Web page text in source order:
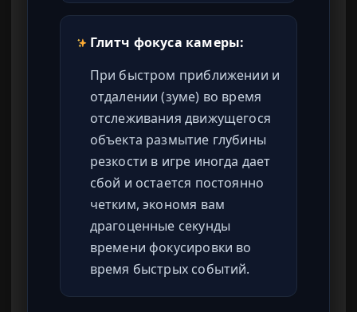
Глитч фокуса камеры:
При быстром приближении и
отдалении (зуме) во время
отслеживания движущегося
объекта размытие глубины
резкости в игре иногда дает
сбой и остается постоянно
четким, экономя вам
драгоценные секунды
времени фокусировки во
время быстрых событий.